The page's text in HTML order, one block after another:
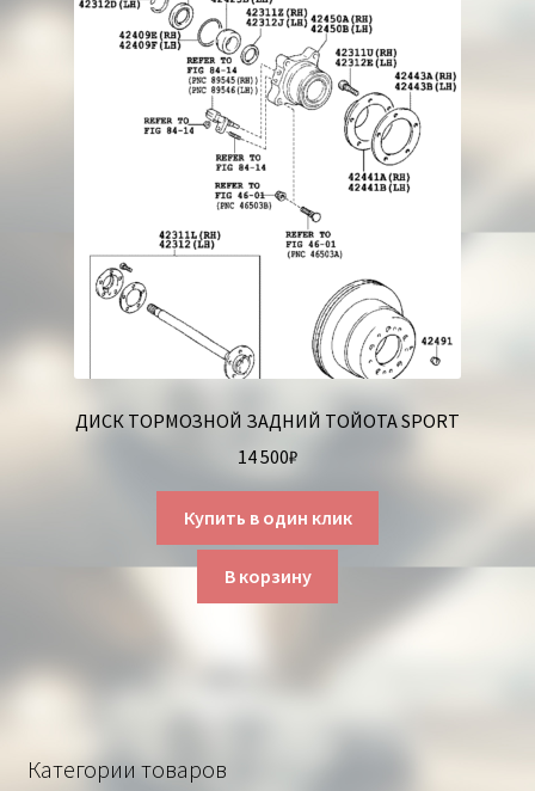
ДИСК ТОРМОЗНОЙ ЗАДНИЙ ТОЙОТА SPORT
14 500₽
Купить в один клик
В корзину
Категории товаров